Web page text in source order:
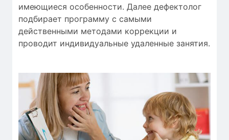
имеющиеся особенности. Далее дефектолог
подбирает программу с самыми
действенными методами коррекции и
проводит индивидуальные удаленные занятия.